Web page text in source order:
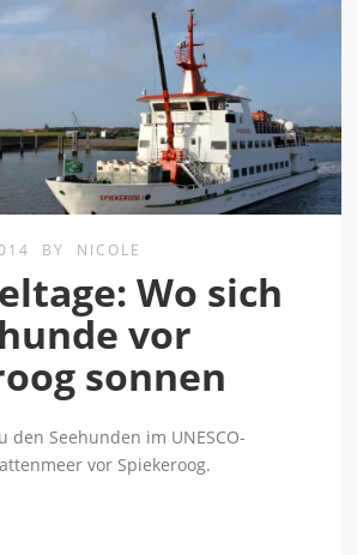
BY NICOLE
Wo sich
vor
sonnen
den Seehunden im UNESCO-
vor Spiekeroog.